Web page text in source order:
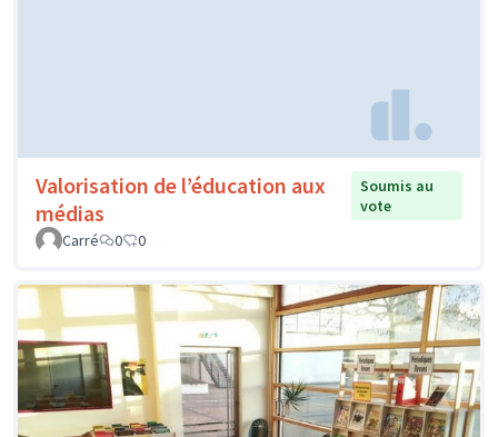
Valorisation de l’éducation aux
médias
Soumis au
vote
Carré
0 0